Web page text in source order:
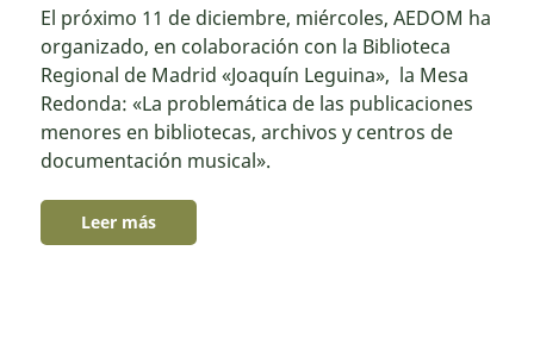
El próximo 11 de diciembre, miércoles, AEDOM ha
organizado, en colaboración con la Biblioteca
Regional de Madrid «Joaquín Leguina», la Mesa
Redonda: «La problemática de las publicaciones
menores en bibliotecas, archivos y centros de
documentación musical».
Leer más